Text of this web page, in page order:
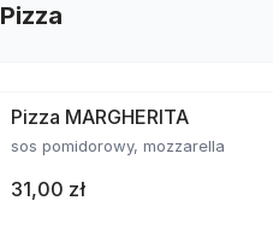
Pizza
Pizza MARGHERITA
sos pomidorowy, mozzarella
31,00 zł